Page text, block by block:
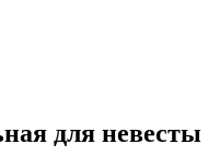
для невесты